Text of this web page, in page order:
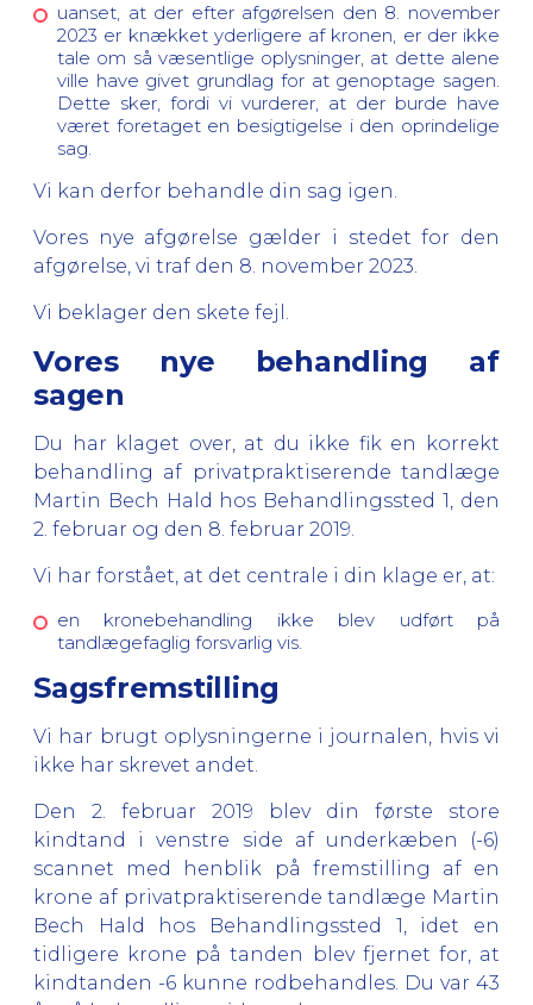
uanset, at der efter afgørelsen den 8. november
2023 er knækket yderligere af kronen, er der ikke
tale om så væsentlige oplysninger, at dette alene
ville have givet grundlag for at genoptage sagen.
Dette sker, fordi vi vurderer, at der burde have
været foretaget en besigtigelse i den oprindelige
sag.
Vi kan derfor behandle din sag igen.
Vores nye afgørelse gælder i stedet for den
afgørelse, vi traf den 8. november 2023.
Vi beklager den skete fejl.
Vores nye behandling af
sagen
Du har klaget over, at du ikke fik en korrekt
behandling af privatpraktiserende tandlæge
Martin Bech Hald hos Behandlingssted 1, den
2. februar og den 8. februar 2019.
Vi har forstået, at det centrale i din klage er, at:
en kronebehandling ikke blev udført på
tandlægefaglig forsvarlig vis.
Sagsfremstilling
Vi har brugt oplysningerne i journalen, hvis vi
ikke har skrevet andet.
Den 2. februar 2019 blev din første store
kindtand i venstre side af underkæben (-6)
scannet med henblik på fremstilling af en
krone af privatpraktiserende tandlæge Martin
Bech Hald hos Behandlingssted 1, idet en
tidligere krone på tanden blev fjernet for, at
kindtanden -6 kunne rodbehandles. Du var 43